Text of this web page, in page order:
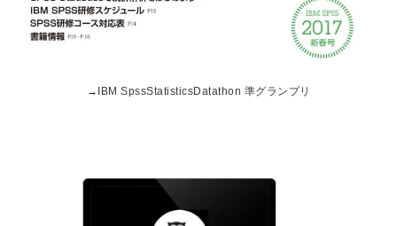
→ IBM SpssStatisticsDatathon 準グランプリ